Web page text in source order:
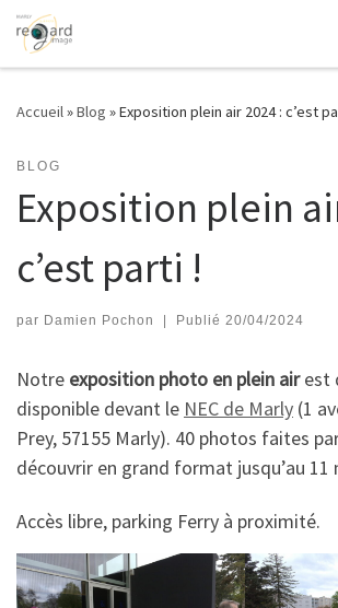
Passer au contenu
Accueil»Blog »Exposition plein air 2024 : c’est
BLOG
Exposition plein
c’est parti !
par Damien Pochon | Publié 20/04/2024
Notre exposition photo en plein airest
disponible devant le NEC de Marly (1
Prey, 57155 Marly). 40 photos faites
découvrir en grand format jusqu’au 11
Accès libre, parking Ferry à proximité.